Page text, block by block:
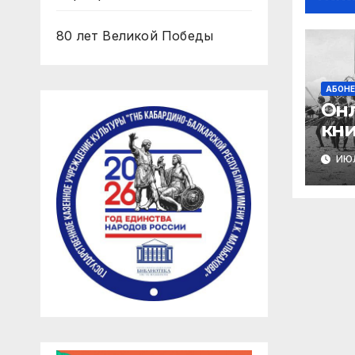
80 лет Великой Победы